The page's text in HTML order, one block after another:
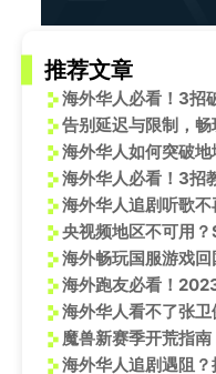
推荐文章
告别延迟与限制，畅